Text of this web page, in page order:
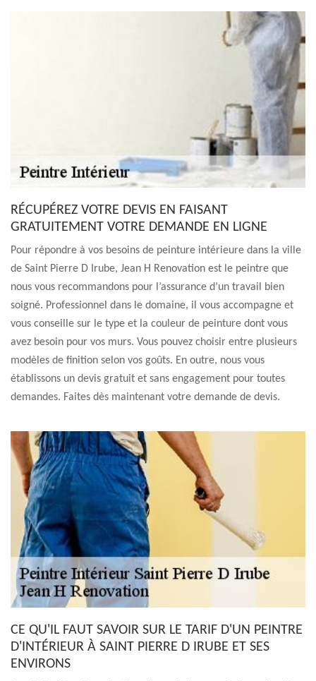
RÉCUPÉREZ VOTRE DEVIS EN FAISANT
GRATUITEMENT VOTRE DEMANDE EN LIGNE
Pour répondre à vos besoins de peinture intérieure dans la ville
de Saint Pierre D Irube, Jean H Renovation est le peintre que
nous vous recommandons pour l’assurance d’un travail bien
soigné. Professionnel dans le domaine, il vous accompagne et
vous conseille sur le type et la couleur de peinture dont vous
avez besoin pour vos murs. Vous pouvez choisir entre plusieurs
modèles de finition selon vos goûts. En outre, nous vous
établissons un devis gratuit et sans engagement pour toutes
demandes. Faites dès maintenant votre demande de devis.
CE QU'IL FAUT SAVOIR SUR LE TARIF D'UN PEINTRE
D'INTÉRIEUR À SAINT PIERRE D IRUBE ET SES
ENVIRONS